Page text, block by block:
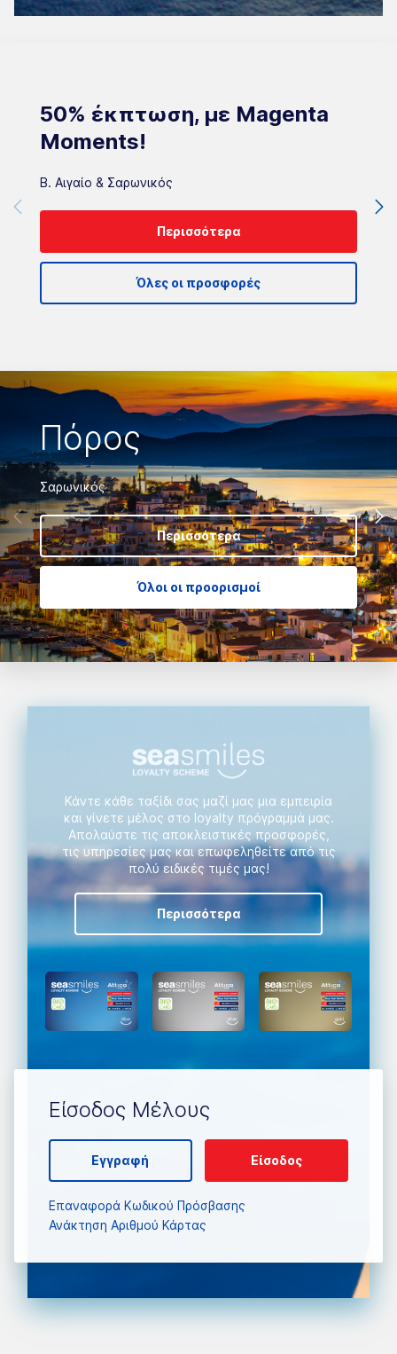
Πόρος
Σαρωνικός
Περισσότερα
Όλοι οι προορισμοί
50% έκπτωση, με Magenta
Moments!
Β. Αιγαίο & Σαρωνικός
Περισσότερα
Όλες οι προσφορές
Κάντε κάθε ταξίδι σας μαζί μας μια εμπειρία
και γίνετε μέλος στο loyalty πρόγραμμά μας.
Aπολαύστε τις αποκλειστικές προσφορές,
τις υπηρεσίες μας και επωφεληθείτε από τις
πολύ ειδικές τιμές μας!
Περισσότερα
Είσοδος Μέλους
Εγγραφή Είσοδος
Επαναφορά Κωδικού Πρόσβασης
Ανάκτηση Αριθμού Κάρτας